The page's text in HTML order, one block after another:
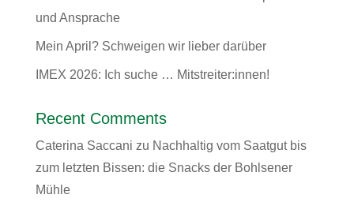
und Ansprache
Mein April? Schweigen wir lieber darüber
IMEX 2026: Ich suche … Mitstreiter:innen!
Recent Comments
Caterina Saccani zu Nachhaltig vom Saatgut bis
zum letzten Bissen: die Snacks der Bohlsener
Mühle